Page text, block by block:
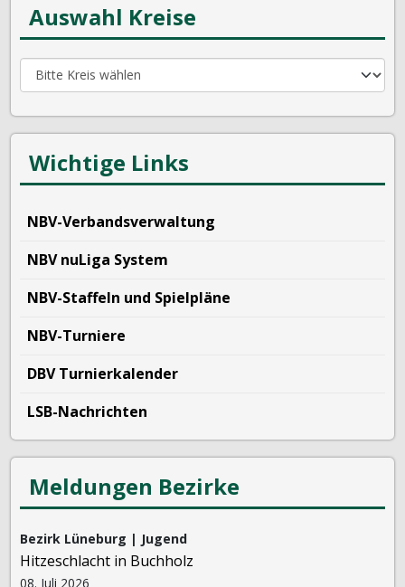
Auswahl Kreise
Wichtige Links
NBV-Verbandsverwaltung
NBV nuLiga System
NBV-Staffeln und Spielpläne
NBV-Turniere
DBV Turnierkalender
LSB-Nachrichten
Meldungen Bezirke
Bezirk Lüneburg | Jugend
Hitzeschlacht in Buchholz
08. Juli 2026